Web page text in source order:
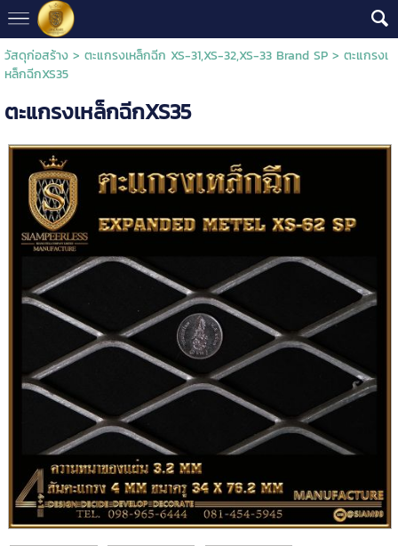
วัสดุก่อสร้าง> ตะแกรงเหล็กฉีก XS-31,XS-32,XS-33 Brand SP> ตะแกรงเ
หล็กฉีกXS35
ตะแกรงเหล็กฉีกXS35